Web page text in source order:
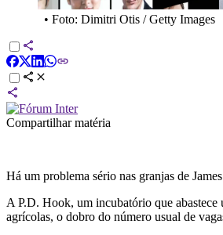
• Foto: Dimitri Otis / Getty Images
Compartilhar matéria
Há um problema sério nas granjas de
A P.D. Hook, um incubatório que abastece
agrícolas, o dobro do número usual de